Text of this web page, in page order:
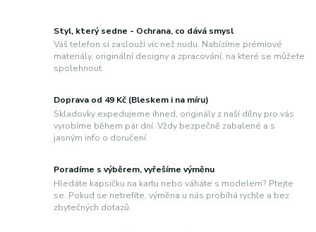
Styl, který sedne - Ochrana, co dává smysl
Váš telefon si zaslouží víc než nudu. Nabízíme prémiové
materiály, originální designy a zpracování, na které se můžete
spolehnout.
Doprava od 49 Kč (Bleskem i na míru)
Skladovky expedujeme ihned, originály z naší dílny pro vás
vyrobíme během pár dní. Vždy bezpečně zabalené a s
jasným info o doručení.
Poradíme s výběrem, vyřešíme výměnu
Hledáte kapsičku na kartu nebo váháte s modelem? Ptejte
se. Pokud se netrefíte, výměna u nás probíhá rychle a bez
zbytečných dotazů.